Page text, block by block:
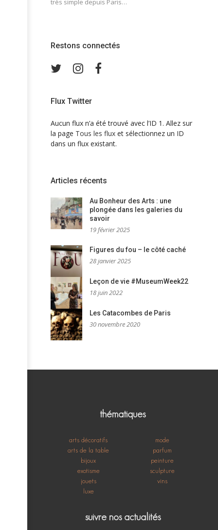
très simple depuis Paris…
Restons connectés
TwitterInstagram
Flux Twitter
Aucun flux n’a été trouvé avec l’ID 1. Allez sur
la page Tous les flux et sélectionnez un ID
dans un flux existant.
Articles récents
Au Bonheur des Arts : une
plongée dans les galeries du
savoir
19 février 2025
Figures du fou – le côté caché
28 janvier 2025
Leçon de vie #MuseumWeek22
18 juin 2022
Les Catacombes de Paris
30 novembre 2020
thématiques
arts décoratifs
arts de la table
bijoux
exotisme
jouets
luxe
mode
parfum
peinture
sculpture
vins
suivre nos actualités